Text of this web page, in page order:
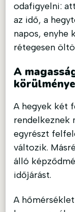
odafigyelni:
az idő, a
napos, enyhe
rétegesen
A
A hegyek két
rendelkeznek
egyrészt
változik.
álló
időjárást.
A